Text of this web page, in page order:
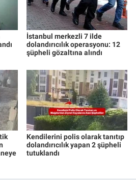
İstanbul merkezli 7 ilde
dolandırıcılık operasyonu: 12
şüpheli gözaltına alındı
Kendilerini polis olarak tanıtıp
dolandırıcılık yapan 2 şüpheli
tutuklandı